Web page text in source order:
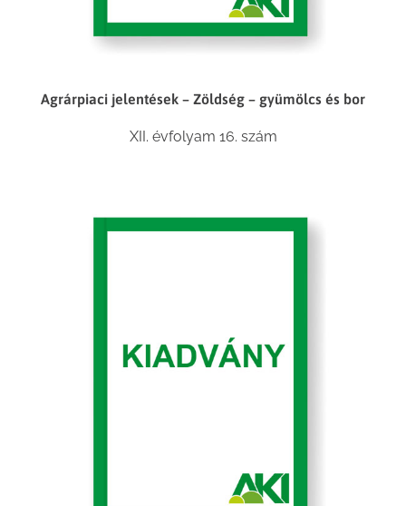
Agrárpiaci jelentések – Zöldség – gyümölcs és bor
XII. évfolyam 16. szám